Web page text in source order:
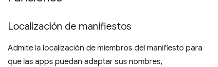
Localización de manifiestos
Admite la localización de miembros del manifiesto para
que las apps puedan adaptar sus nombres,